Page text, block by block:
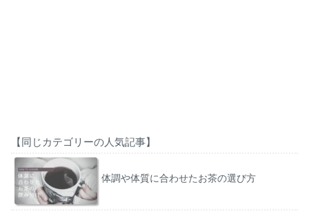
【同じカテゴリーの人気記事】
体調や体質に合わせたお茶の選び方